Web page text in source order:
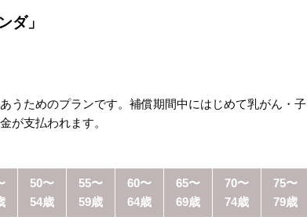
ダ」
うためのプランです。補償期間中にはじめて乳がん・子
が支払われます。
50〜
54歳
55〜
59歳
60〜
64歳
65〜
69歳
70〜
74歳
75〜
79歳